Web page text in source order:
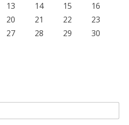
13 14 15
16
20 21 22
23
27 28 29
30